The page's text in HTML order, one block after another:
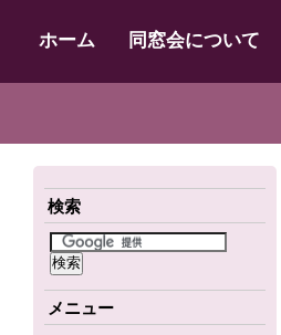
ホーム 同窓会について
検索
メニュー